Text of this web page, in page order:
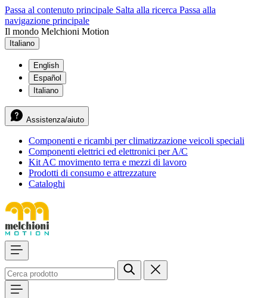
Passa al contenuto principale Salta alla ricerca Passa alla
navigazione principale
Il mondo Melchioni Motion
Italiano
English
Español
Italiano
Assistenza/aiuto
Componenti e ricambi per climatizzazione veicoli speciali
Componenti elettrici ed elettronici per A/C
Kit AC movimento terra e mezzi di lavoro
Prodotti di consumo e attrezzature
Cataloghi